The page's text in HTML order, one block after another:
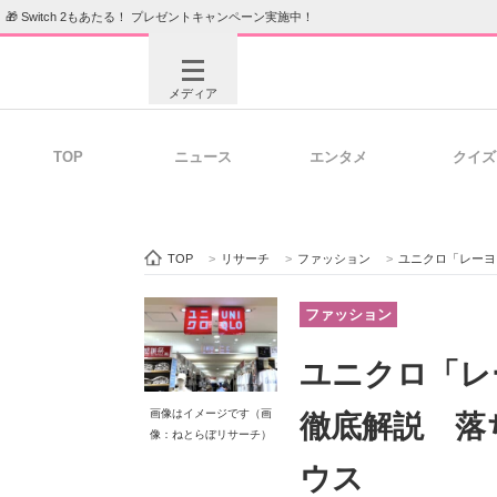
🎁 Switch 2もあたる！ プレゼントキャンペーン実施中！
メディア
ビジネスと働き方のヒント
ITエンジニア向け専門サイト 企業向け
TOP ニュース エンタメ クイズ
TOP > リサーチ > ファッション > ユニクロ「レー
画像はイメージです（画
像：ねとらぼリサーチ）
ファッション
ユニクロ「
徹底解説 落
ウス